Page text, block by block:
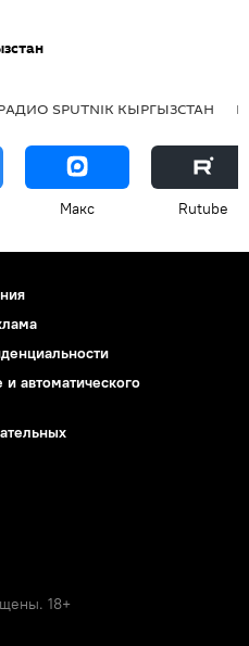
SPUTNIK КЫРГЫЗСТАН
Макс Rutube
автоматического
18+